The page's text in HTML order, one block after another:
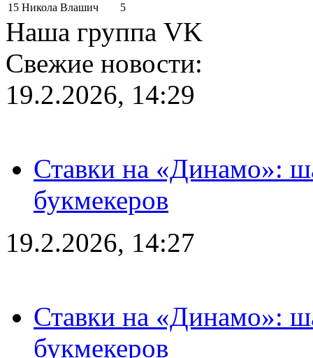
15 Никола Влашич 5
Наша группа VK
Свежие новости:
19.2.2026, 14:29
Ставки на «Динамо»:
букмекеров
19.2.2026, 14:27
Ставки на «Динамо»:
букмекеров